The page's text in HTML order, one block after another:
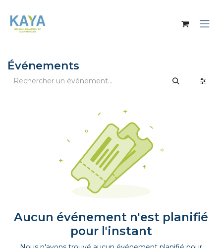
Événements
Aucun événement n'est planifié
pour l'instant